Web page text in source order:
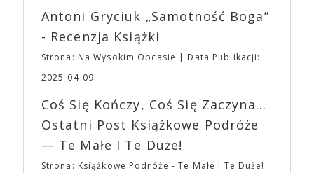
(„Joker”, „Ona”) w swojej najbardziej zaskakującej
roli. Twórca kultowych „Dziedzictwo. Hereditary” i
„Midsommar. W biały dzień” zrealizował najbardziej
osobisty film, który pozwolił mu w pełni podzielić
się z widzami swoimi lękami, wizją świata, a przede
„Bo się boi” w kinach od 21 kwietnia.
Wystawców i Obsługi. Na terenie hali nie zabraknie
Waszych ulubionych Wystawców serwujących
napoje oraz drobne przekąski a przed halą
planujemy Strefę FoodTrucków. Życzymy Wam
fantastycznego czasu oczekiwania na nadchodzącą
EXPO XXI!
Antoni Gryciuk „Samotność Boga”
- Recenzja Książki
Strona: Na Wysokim Obcasie
Data Publikacji:
2025-04-09
Coś Się Kończy, Coś Się Zaczyna...
Ostatni Post Książkowe Podróże
— Te Małe I Te Duże!
Strona: Książkowe Podróże - Te Małe I Te Duże!